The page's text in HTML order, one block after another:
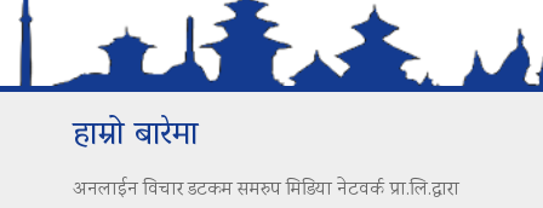
हाम्रो बारेमा
अनलाईन विचार डटकम समरुप मिडिया नेटवर्क प्रा.लि.द्वारा